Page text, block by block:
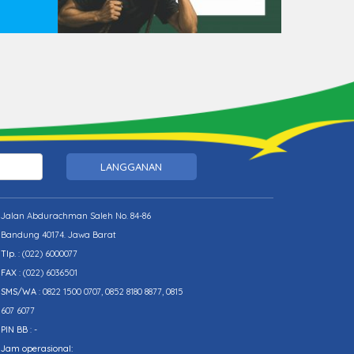
LANGGANAN
Jalan Abdurachman Saleh No. 84-86
Bandung 40174. Jawa Barat
Tlp. : (022) 6000077
FAX : (022) 6036501
SMS/WA : 0822 1500 0707, 0852 8180 8877, 0815
607 6077
PIN BB : -
Jam operasional: